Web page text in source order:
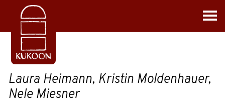
Laura Heimann, Kristin Moldenhauer,
Nele Miesner